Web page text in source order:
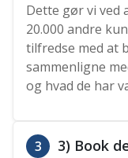
Dette gør vi ved
20.000 andre
tilfredse med at
sammenligne
og hvad de har
3 3) Book